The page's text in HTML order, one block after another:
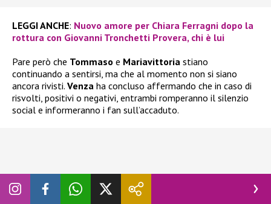
LEGGI ANCHE: Nuovo amore per Chiara Ferragni dopo la
rottura con Giovanni Tronchetti Provera, chi è lui
Pare però che Tommaso e Mariavittoria stiano
continuando a sentirsi, ma che al momento non si siano
ancora rivisti. Venza ha concluso affermando che in caso di
risvolti, positivi o negativi, entrambi romperanno il silenzio
social e informeranno i fan sull’accaduto.